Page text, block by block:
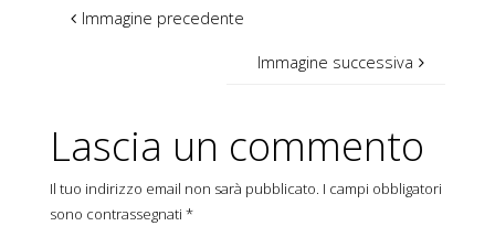
Immagine precedente
Immagine successiva
Lascia un commento
Il tuo indirizzo email non sarà pubblicato. I campi obbligatori
sono contrassegnati *